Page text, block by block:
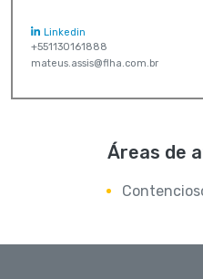
Linkedin
+551130161888
mateus.assis@flha.com.br
Áreas de